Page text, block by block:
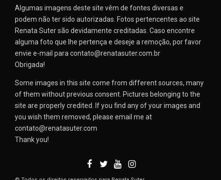
Algumas imagens deste site vêm de fontes diversas e
podem não ter sido autorizadas. Fotos pertencentes ao site
Renata Suter são devidamente creditadas. Caso encontre
alguma foto que lhe pertença e deseje a remoção, por favor
envie e-mail para contato@renatasuter.com.br
Obrigada!
Some images in this site come from different sources, many
of them without previous consent. Pictures belonging to the
site are properly credited. If you find any of your images and
you wish them removed, please email me at
contato@renatasuter.com
Thank you!